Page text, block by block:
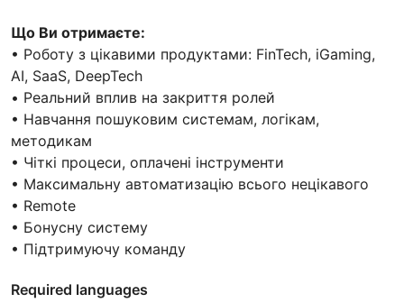
Що Ви отримаєте:
• Роботу з цікавими продуктами: FinTech, iGaming,
AI, SaaS, DeepTech
• Реальний вплив на закриття ролей
• Навчання пошуковим системам, логікам,
методикам
• Чіткі процеси, оплачені інструменти
• Максимальну автоматизацію всього нецікавого
• Remote
• Бонусну систему
• Підтримуючу команду
Required languages